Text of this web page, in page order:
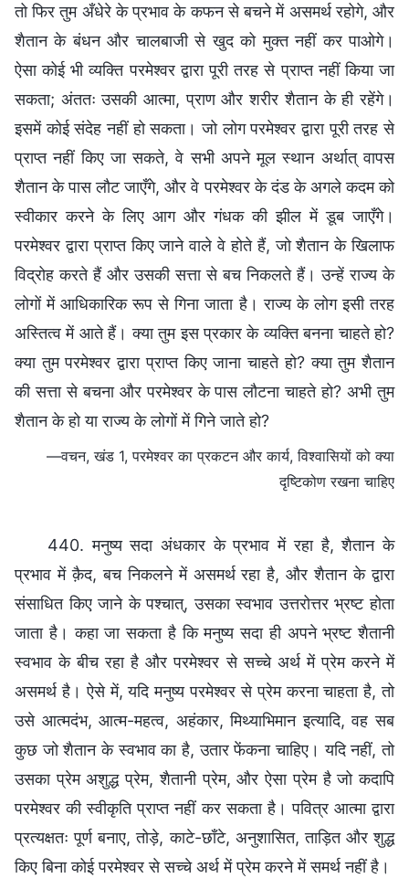
तो फिर तुम अँधेरे के प्रभाव के कफन से बचने में असमर्थ रहोगे, और
शैतान के बंधन और चालबाजी से खुद को मुक्त नहीं कर पाओगे।
ऐसा कोई भी व्यक्ति परमेश्वर द्वारा पूरी तरह से प्राप्त नहीं किया जा
सकता; अंततः उसकी आत्मा, प्राण और शरीर शैतान के ही रहेंगे।
इसमें कोई संदेह नहीं हो सकता। जो लोग परमेश्वर द्वारा पूरी तरह से
प्राप्त नहीं किए जा सकते, वे सभी अपने मूल स्थान अर्थात् वापस
शैतान के पास लौट जाएँगे, और वे परमेश्वर के दंड के अगले कदम को
स्वीकार करने के लिए आग और गंधक की झील में डूब जाएँगे।
परमेश्वर द्वारा प्राप्त किए जाने वाले वे होते हैं, जो शैतान के खिलाफ
विद्रोह करते हैं और उसकी सत्ता से बच निकलते हैं। उन्हें राज्य के
लोगों में आधिकारिक रूप से गिना जाता है। राज्य के लोग इसी तरह
अस्तित्व में आते हैं। क्या तुम इस प्रकार के व्यक्ति बनना चाहते हो?
क्या तुम परमेश्वर द्वारा प्राप्त किए जाना चाहते हो? क्या तुम शैतान
की सत्ता से बचना और परमेश्वर के पास लौटना चाहते हो? अभी तुम
शैतान के हो या राज्य के लोगों में गिने जाते हो?
—वचन, खंड 1, परमेश्वर का प्रकटन और कार्य, विश्वासियों को क्या
दृष्टिकोण रखना चाहिए
440. मनुष्य सदा अंधकार के प्रभाव में रहा है, शैतान के
प्रभाव में क़ैद, बच निकलने में असमर्थ रहा है, और शैतान के द्वारा
संसाधित किए जाने के पश्चात्, उसका स्वभाव उत्तरोत्तर भ्रष्ट होता
जाता है। कहा जा सकता है कि मनुष्य सदा ही अपने भ्रष्ट शैतानी
स्वभाव के बीच रहा है और परमेश्वर से सच्चे अर्थ में प्रेम करने में
असमर्थ है। ऐसे में, यदि मनुष्य परमेश्वर से प्रेम करना चाहता है, तो
उसे आत्मदंभ, आत्म-महत्व, अहंकार, मिथ्याभिमान इत्यादि, वह सब
कुछ जो शैतान के स्वभाव का है, उतार फेंकना चाहिए। यदि नहीं, तो
उसका प्रेम अशुद्ध प्रेम, शैतानी प्रेम, और ऐसा प्रेम है जो कदापि
परमेश्वर की स्वीकृति प्राप्त नहीं कर सकता है। पवित्र आत्मा द्वारा
प्रत्यक्षतः पूर्ण बनाए, तोड़े, काटे-छाँटे, अनुशासित, ताड़ित और शुद्ध
किए बिना कोई परमेश्वर से सच्चे अर्थ में प्रेम करने में समर्थ नहीं है।